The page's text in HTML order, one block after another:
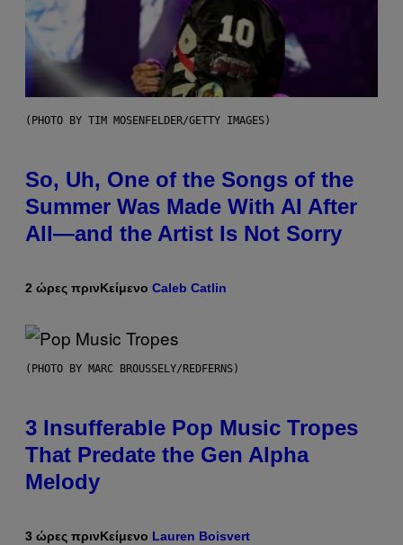
(PHOTO BY TIM MOSENFELDER/GETTY IMAGES)
So, Uh, One of the Songs of the
Summer Was Made With AI After
All—and the Artist Is Not Sorry
2 ώρες πρινΚείμενο Caleb Catlin
(PHOTO BY MARC BROUSSELY/REDFERNS)
3 Insufferable Pop Music Tropes
That Predate the Gen Alpha
Melody
3 ώρες πρινΚείμενο Lauren Boisvert